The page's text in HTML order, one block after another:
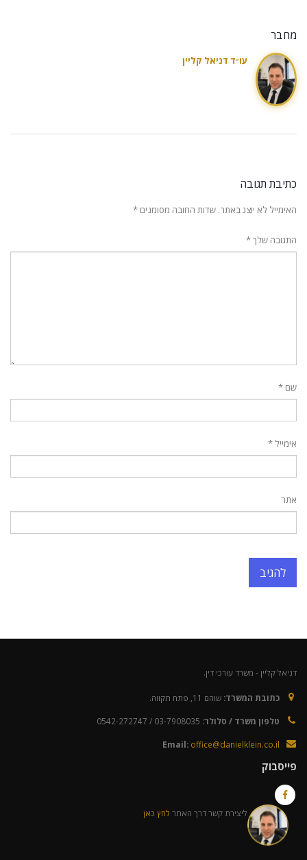
מחבר
עו״ד דניאל קליין
כתיבת תגובה
האימייל לא יוצג באתר. שדות החובה מסומנים *
התגובה שלך*
שם *
אימייל *
אתר
דניאל קליין - משרד עורכי דין.
כתובת המשרד: שוהם 11, פתח תקווה.
טלפון משרד / סלולר: 03-7908035 / 0542-272747
Email: office@danielklein.co.il
פייסבוק
ליצירת קשר דרך האתר לחץ כאן